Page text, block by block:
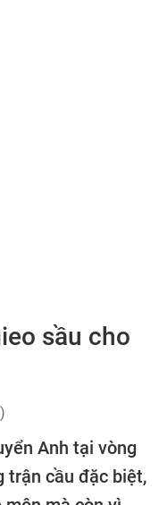
sầu cho
Anh tại vòng
trận cầu đặc biệt,